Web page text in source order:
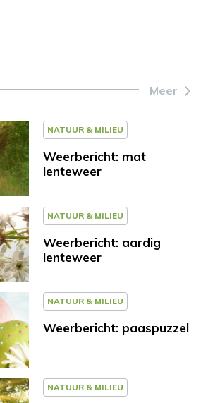
Meer
NATUUR & MILIEU
Weerbericht: mat
lenteweer
NATUUR & MILIEU
Weerbericht: aardig
lenteweer
NATUUR & MILIEU
Weerbericht: paaspuzzel
NATUUR & MILIEU